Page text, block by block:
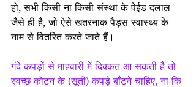
हो, सभी किसी ना किसी संस्था के पेईड दलाल
जैसे ही है, जो ऐसे खतरनाक पैड्स स्वास्थ्य के
नाम से वितरित करते जाते हैं।
गंदे कपड़ों से माहवारी में दिक्कत आ सकती है तो
स्वच्छ कोटन के (सूती) कपड़े बाँटने चाहिए, ना कि